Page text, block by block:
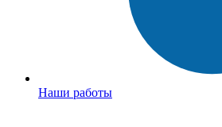
Наши работы